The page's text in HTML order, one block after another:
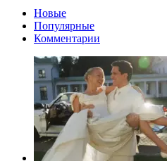
Новые
Популярные
Комментарии